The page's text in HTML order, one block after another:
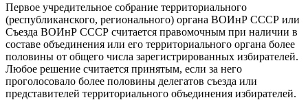
Первое учредительное собрание территориального
(республиканского, регионального) органа ВОИнР СССР или
Съезда ВОИнР СССР считается правомочным при наличии в
составе объединения или его территориального органа более
половины от общего числа зарегистрированных избирателей.
Любое решение считается принятым, если за него
проголосовало более половины делегатов съезда или
представителей территориального объединения избирателей.